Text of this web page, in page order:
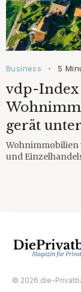
Business • 5
vdp-Index
gerät
Wohnimmobilien
und
© 2026 die-